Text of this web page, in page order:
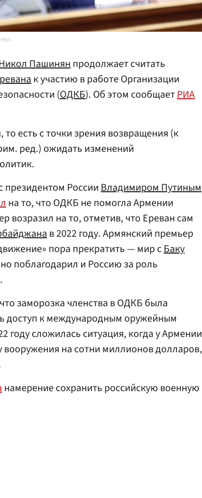
Пашинянпродолжает считать
к участию в работе Организации
(ОДКБ). Об этом сообщаетРИА
есть с точки зрения возвращения (к
ред.) ожидать изменений
президентом РоссииВладимиром Путиным
на то, что ОДКБ не помогла Армении
возразил на то, отметив, что Ереван сам
в 2022 году. Армянский премьер
пора прекратить — мир сБаку
поблагодарил и Россию за роль
заморозка членства в ОДКБ была
доступ к международным оружейным
году сложилась ситуация, когда у Армении
вооружения на сотни миллионов долларов,
намерение сохранить российскую военную